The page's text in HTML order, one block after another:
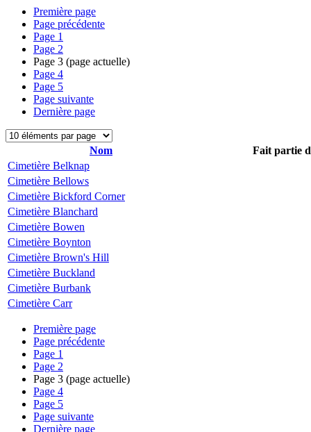
Première page
Page précédente
Page 1
Page 2
Page 3 (page actuelle)
Page 4
Page 5
Page suivante
Dernière page
Nom
Fait partie
Cimetière Belknap
Cimetière Bellows
Cimetière Bickford Corner
Cimetière Blanchard
Cimetière Bowen
Cimetière Boynton
Cimetière Brown's Hill
Cimetière Buckland
Cimetière Burbank
Cimetière Carr
Première page
Page précédente
Page 1
Page 2
Page 3 (page actuelle)
Page 4
Page 5
Page suivante
Dernière page